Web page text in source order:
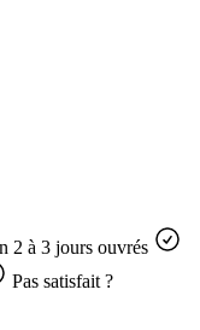
2 à 3 jours ouvrés
Pas satisfait ?